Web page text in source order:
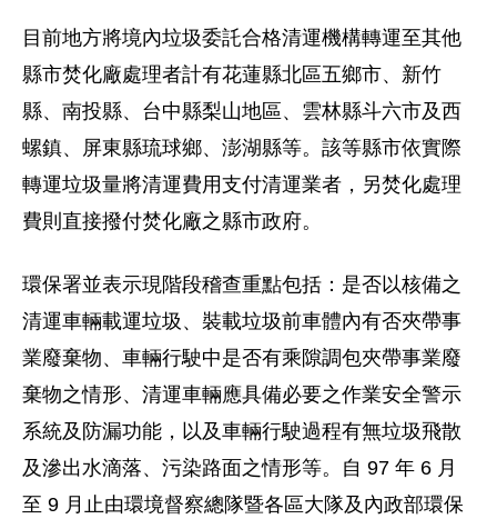
目前地方將境內垃圾委託合格清運機構轉運至其他
縣市焚化廠處理者計有花蓮縣北區五鄉市、新竹
縣、南投縣、台中縣梨山地區、雲林縣斗六市及西
螺鎮、屏東縣琉球鄉、澎湖縣等。該等縣市依實際
轉運垃圾量將清運費用支付清運業者，另焚化處理
費則直接撥付焚化廠之縣市政府。
環保署並表示現階段稽查重點包括：是否以核備之
清運車輛載運垃圾、裝載垃圾前車體內有否夾帶事
業廢棄物、車輛行駛中是否有乘隙調包夾帶事業廢
棄物之情形、清運車輛應具備必要之作業安全警示
系統及防漏功能，以及車輛行駛過程有無垃圾飛散
及滲出水滴落、污染路面之情形等。自 97 年 6 月
至 9 月止由環境督察總隊暨各區大隊及內政部環保